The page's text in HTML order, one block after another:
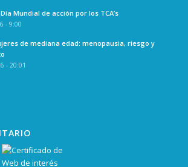
Mundial de acción por los TCA’s
- 9:00
de mediana edad: menopausia, riesgo y
- 20:01